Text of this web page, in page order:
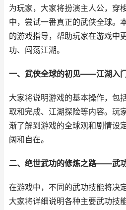
为玩家，大家将扮演主人公，穿
中，尝试一番真正的武侠全球。
的游戏指导，帮助玩家在游戏中
功、闯荡江湖。
一、武侠全球的初见——江湖入
大家将说明游戏的基本操作，包
取和完成、江湖探险等内容。玩
渐了解到游戏的全球观和剧情设
阔和自在。
二、绝世武功的修炼之路——武
在游戏中，不同的武功技能将决
大家将详细说明各种主要武功技